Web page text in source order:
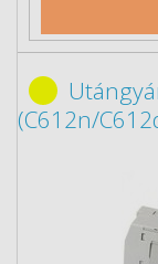
(C612n/